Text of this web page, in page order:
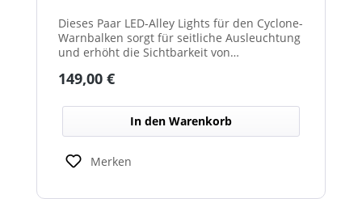
Dieses Paar LED-Alley Lights für den Cyclone-
Warnbalken sorgt für seitliche Ausleuchtung
und erhöht die Sichtbarkeit von
Regulärer Preis:
149,00 €
In den Warenkorb
Merken